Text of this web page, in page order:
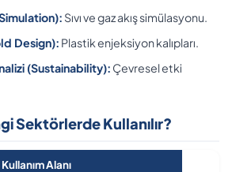
Sıvı ve gaz akış simülasyonu.
Design): Plastik enjeksiyon kalıpları.
(Sustainability): Çevresel etki
Sektörlerde Kullanılır?
Kullanım Alanı